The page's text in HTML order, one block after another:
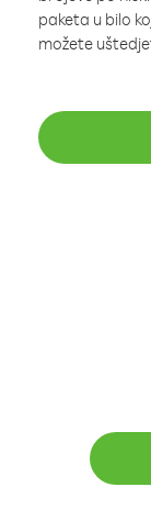
paketa u bilo
možete